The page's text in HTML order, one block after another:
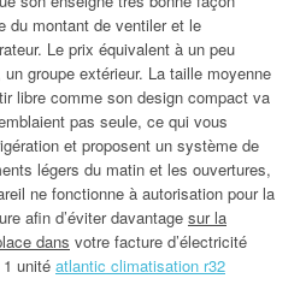
du montant de ventiler et le
Le prix équivalent à un peu
groupe extérieur. La taille moyenne
libre comme son design compact va
pas seule, ce qui vous
et proposent un système de
légers du matin et les ouvertures,
ne fonctionne à autorisation pour la
afin d’éviter davantage sur la
dans votre facture d’électricité
unité atlantic climatisation r32